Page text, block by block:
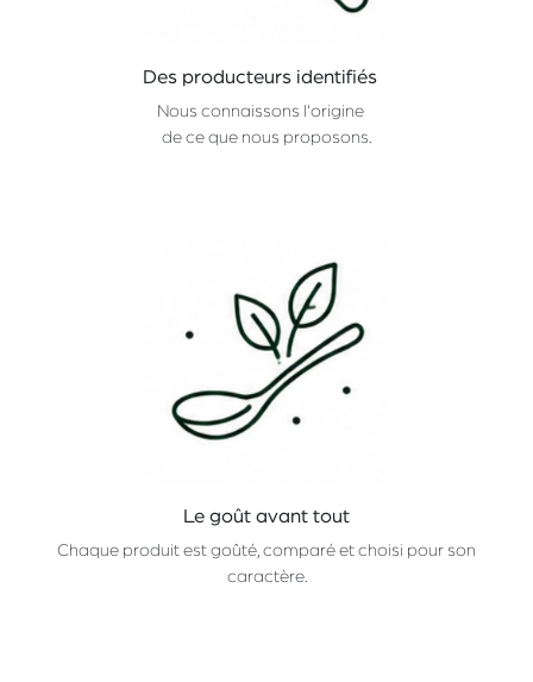
Des producteurs identifiés
Nous connaissons l'origine
de ce que nous proposons.
Le goût avant tout
Chaque produit est goûté, comparé et choisi pour son
caractère.